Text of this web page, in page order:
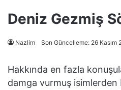
Deniz Gezmiş
Nazlim Son Güncelleme: 26 Kasım
Hakkında en fazla
damga vurmuş isimlerden